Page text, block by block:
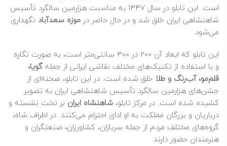
است. این تابلو در سال ۱۳۴۷ به مناسبت هزارمین سالگرد تأسیس
شاهنشاهی ایران خلق شد و در حال حاضر در موزه سعدآباد نگهداری
می‌شود.
این تابلو که ابعاد آن 200 در 300 سانتی‌متر است، به صورت نگاره
و با استفاده از تکنیک‌های مختلف نقاشی ایرانی از جملهگویا،
قلم‌مو، آب‌رنگ و طلا خلق شده است. در این تابلو، صحنه‌ای از
جشن‌های هزارمین سالگرد تأسیس شاهنشاهی ایران به تصویر
کشیده شده است. در مرکز تابلو، شاهنشاه ایران بر تخت نشسته و
درباریان و بزرگان مملکت به او ادای احترام می‌کنند. در اطراف شاه،
گروه‌های مختلف مردم از جمله سربازان، کشاورزان، صنعتگران و
هنرمندان حضور دارند.